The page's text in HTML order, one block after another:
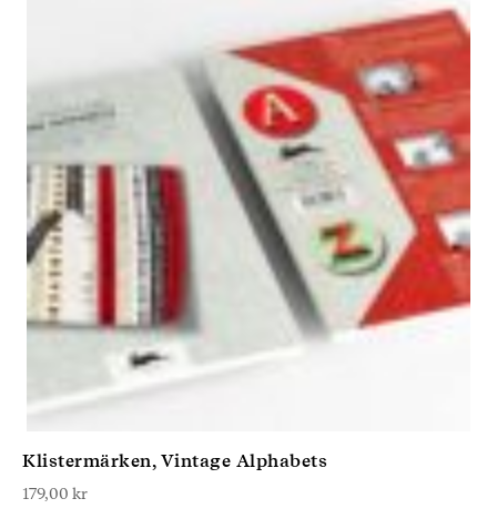
Klistermärken, Vintage Alphabets
179,00 kr